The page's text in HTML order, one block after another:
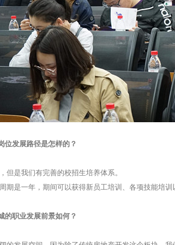
位发展路径是怎样的？
但是我们有完善的校招生培养体系。
期是一年，期间可以获得新员工培训、各项技能培
的职业发展前景如何？